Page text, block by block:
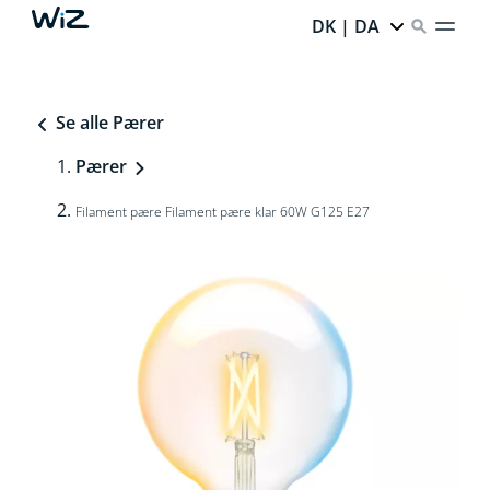
DK | DA
Se alle Pærer
Pærer
Filament pære Filament pære klar 60W G125 E27